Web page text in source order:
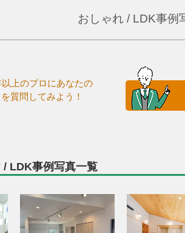
おしゃれ / LDK事例
上のプロにあなたの
質問してみよう！
/ LDK事例写真一覧